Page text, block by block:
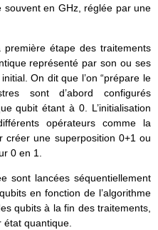
en GHz, réglée par une
étape des traitements
représenté par son ou ses
On dit que l’on “prépare le
sont d’abord configurés
qubit étant à 0. L’initialisation
opérateurs comme la
créer une superposition 0+1 ou
0 en 1.
sont lancées séquentiellement
en fonction de l’algorithme
qubits à la fin des traitements,
quantique.